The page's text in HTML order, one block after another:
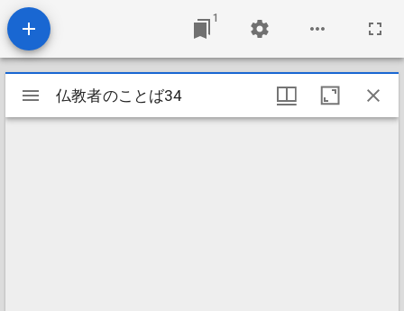
1
Mirador
ビ
仏教者のことば34
仏教者のことば34